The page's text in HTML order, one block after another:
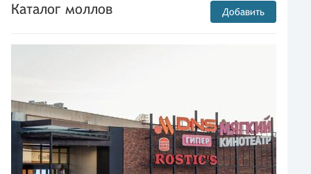
Каталог моллов Добавить